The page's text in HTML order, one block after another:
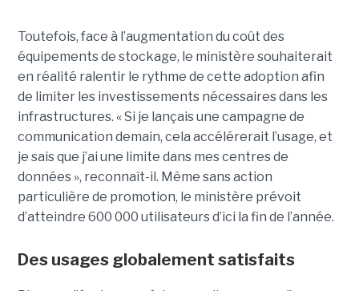
Toutefois, face à l’augmentation du coût des
équipements de stockage, le ministère souhaiterait
en réalité ralentir le rythme de cette adoption afin
de limiter les investissements nécessaires dans les
infrastructures. « Si je lançais une campagne de
communication demain, cela accélérerait l’usage, et
je sais que j’ai une limite dans mes centres de
données », reconnaît-il. Même sans action
particulière de promotion, le ministère prévoit
d’atteindre 600 000 utilisateurs d’ici la fin de l’année.
Des usages globalement satisfaits